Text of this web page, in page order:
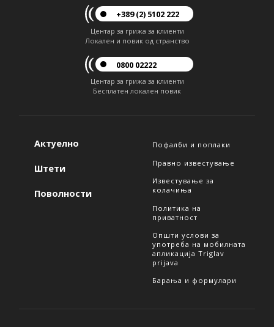
+389 (2) 5102 222
Центар за грижа за клиенти
Локален и повик од странство
0800 02222
Центар за грижа за клиенти
Бесплатен локален повик
Актуелно
Штети
Поволности
Пофалби и поплаки
Правно известување
Известување за
колачиња
Политика на
приватност
Општи услови за
употреба на мобилната
апликација Triglav
prijava
Барања и формулари